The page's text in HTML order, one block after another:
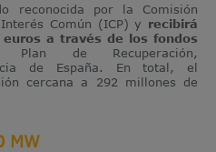
reconocida por la Comisión
Común (ICP) y recibirá
a través de los fondos
de Recuperación,
de España. En total, el
cercana a 292 millones de
MW